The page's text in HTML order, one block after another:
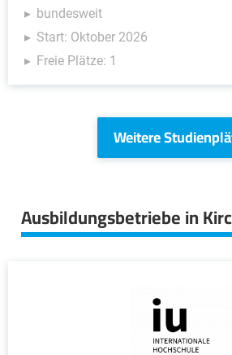
bundesweit
Start: Oktober 2026
Freie Plätze: 1
Weitere
Ausbildungsbetriebe in